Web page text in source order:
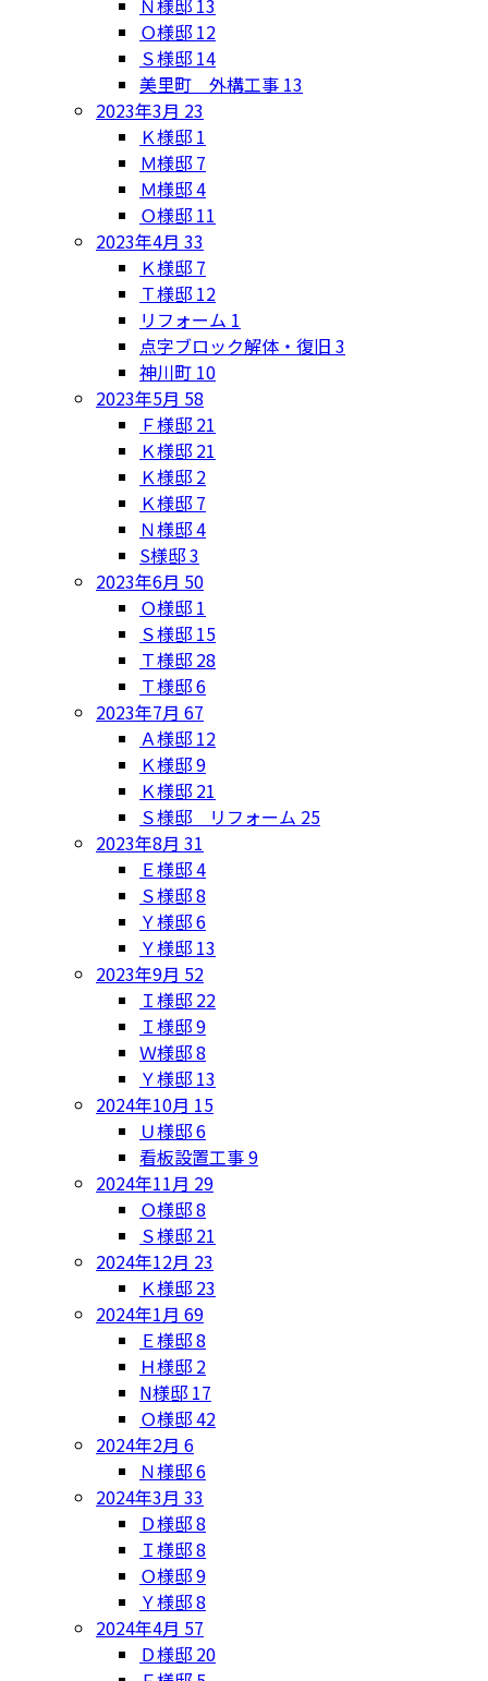
Ｎ様邸 13
Ｏ様邸 12
Ｓ様邸 14
美里町 外構工事 13
2023年3月 23
Ｋ様邸 1
Ｍ様邸 7
Ｍ様邸4
Ｏ様邸 11
2023年4月 33
Ｋ様邸 7
Ｔ様邸 12
リフォーム 1
点字ブロック解体・復旧 3
神川町 10
2023年5月 58
Ｆ様邸 21
Ｋ様邸 21
Ｋ様邸 2
Ｋ様邸 7
Ｎ様邸4
S様邸3
2023年6月 50
Ｏ様邸 1
Ｓ様邸 15
Ｔ様邸 28
Ｔ様邸6
2023年7月 67
Ａ様邸 12
Ｋ様邸9
Ｋ様邸 21
Ｓ様邸 リフォーム 25
2023年8月 31
Ｅ様邸4
Ｓ様邸8
Ｙ様邸6
Ｙ様邸 13
2023年9月 52
Ｉ様邸 22
Ｉ様邸9
Ｗ様邸8
Ｙ様邸 13
2024年10月 15
Ｕ様邸6
看板設置工事9
2024年11月 29
Ｏ様邸8
Ｓ様邸 21
2024年12月 23
Ｋ様邸 23
2024年1月 69
Ｅ様邸8
Ｈ様邸 2
N様邸 17
Ｏ様邸42
2024年2月 6
Ｎ様邸6
2024年3月 33
Ｄ様邸8
Ｉ様邸8
Ｏ様邸9
Ｙ様邸8
2024年4月 57
Ｄ様邸 20